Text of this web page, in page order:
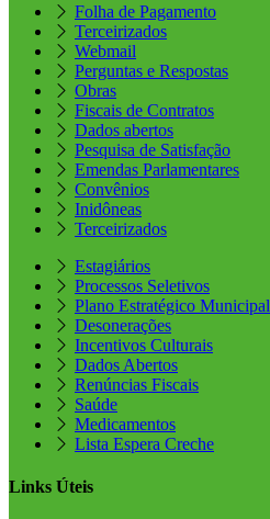
Folha de Pagamento
Terceirizados
Webmail
Perguntas e Respostas
Obras
Fiscais de Contratos
Dados abertos
Pesquisa de Satisfação
Emendas Parlamentares
Convênios
Inidôneas
Terceirizados
Estagiários
Processos Seletivos
Plano Estratégico Municipal
Desonerações
Incentivos Culturais
Dados Abertos
Renúncias Fiscais
Saúde
Medicamentos
Lista Espera Creche
Links Úteis